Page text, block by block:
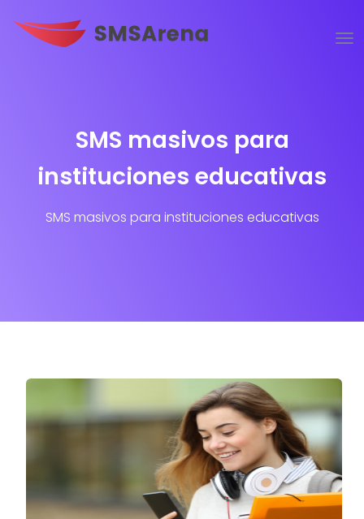
SMS masivos para
instituciones educativas
SMS masivos para instituciones educativas